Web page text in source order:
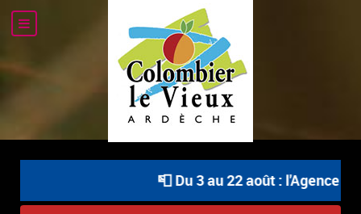
📮 Du 3 au 22 août : l'Agence